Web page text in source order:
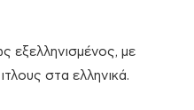
εξελληνισμένος, με
στα ελληνικά.